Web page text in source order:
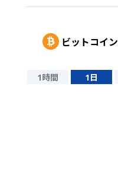
ビットコイン
1時間 1日